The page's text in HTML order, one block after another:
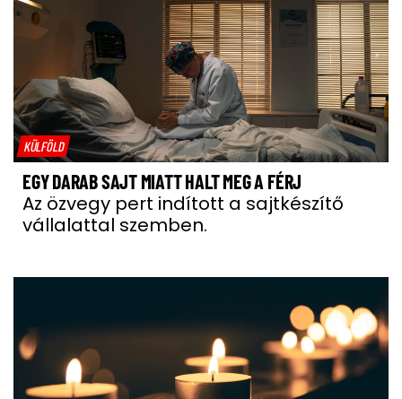
KÜLFÖLD
EGY DARAB SAJT MIATT HALT MEG A FÉRJ
Az özvegy pert indított a sajtkészítő
vállalattal szemben.